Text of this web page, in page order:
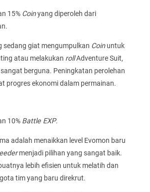
15% Coinyang diperoleh dari
sedang giat mengumpulkan Coinuntuk
atau melakukan rollAdventure Suit,
berguna. Peningkatan perolehan
progres ekonomi dalam permainan.
10% Battle EXP.
adalah menaikkan level Evomon baru
menjadi pilihan yang sangat baik.
lebih efisien untuk melatih dan
tim yang baru direkrut.